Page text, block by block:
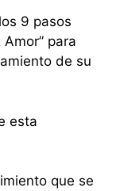
9 pasos
para
de su
esta
que se